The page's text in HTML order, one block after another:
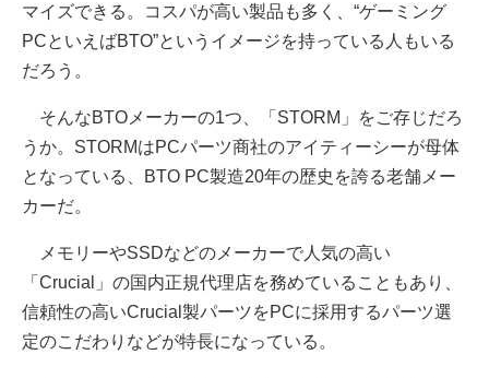
マイズできる。コスパが高い製品も多く、“ゲーミング
PCといえばBTO”というイメージを持っている人もいる
だろう。
そんなBTOメーカーの1つ、「STORM」をご存じだろ
うか。STORMはPCパーツ商社のアイティーシーが母体
となっている、BTO PC製造20年の歴史を誇る老舗メー
カーだ。
メモリーやSSDなどのメーカーで人気の高い
「Crucial」の国内正規代理店を務めていることもあり、
信頼性の高いCrucial製パーツをPCに採用するパーツ選
定のこだわりなどが特長になっている。